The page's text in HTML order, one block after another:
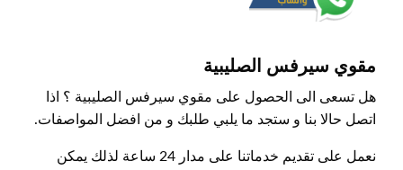
مقوي سيرفس الصليبية
هل تسعى الى الحصول على مقوي سيرفس الصليبية ؟ اذا
اتصل حالا بنا و ستجد ما يلبي طلبك و من افضل المواصفات.
نعمل على تقديم خدماتنا على مدار 24 ساعة لذلك يمكن